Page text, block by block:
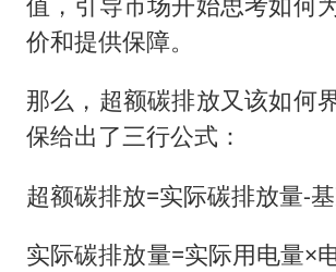
价和提供保障。
那么，超额碳排放又该如何
保给出了三行公式：
超额碳排放=实际碳排放量-
实际碳排放量=实际用电量×